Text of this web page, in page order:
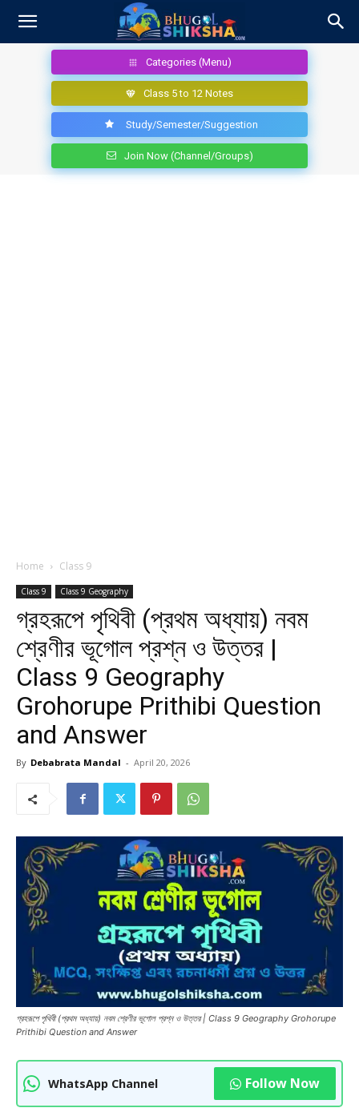
Categories (Menu)
Class 5 to 12 Notes
Study/Semester/Suggestion
Join Now (Channel/Groups)
Home Class 9
Class 9 Class 9 Geography
গ্রহরূপে পৃথিবী (প্রথম অধ্যায়) নবম
শ্রেণীর ভূগোল প্রশ্ন ও উত্তর |
Class 9 Geography
Grohorupe Prithibi Question
and Answer
By Debabrata Mandal - April 20, 2026
গ্রহরূপে পৃথিবী (প্রথম অধ্যায়) নবম শ্রেণীর ভূগোল প্রশ্ন ও উত্তর | Class 9 Geography Grohorupe
Prithibi Question and Answer
WhatsApp Channel Follow Now